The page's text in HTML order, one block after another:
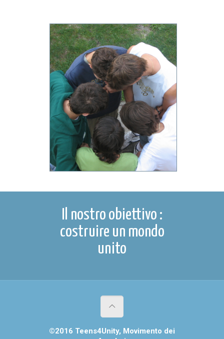
Il nostro obiettivo :
costruire un mondo
unito
©2016 Teens4Unity, Movimento dei